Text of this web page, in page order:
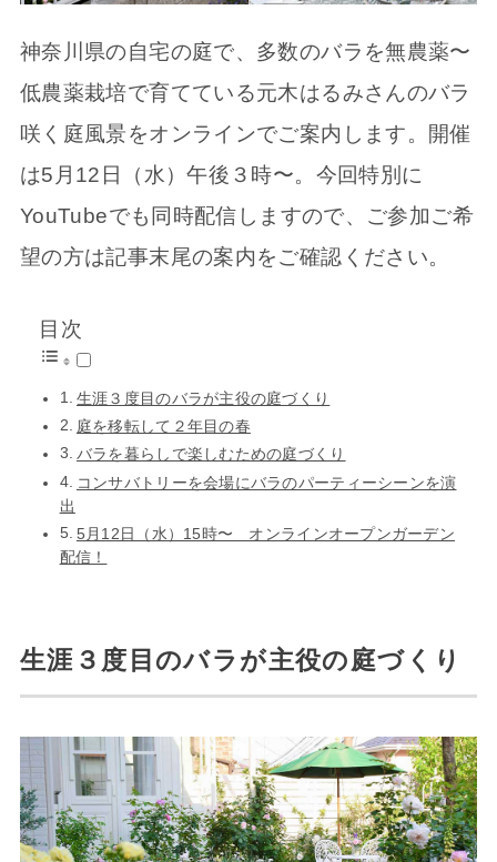
神奈川県の自宅の庭で、多数のバラを無農薬〜
低農薬栽培で育てている元木はるみさんのバラ
咲く庭風景をオンラインでご案内します。開催
は5月12日（水）午後３時〜。今回特別に
YouTubeでも同時配信しますので、ご参加ご希
望の方は記事末尾の案内をご確認ください。
目次
生涯３度目のバラが主役の庭づくり
庭を移転して２年目の春
バラを暮らしで楽しむための庭づくり
コンサバトリーを会場にバラのパーティーシーンを演
出
5月12日（水）15時〜 オンラインオープンガーデン
配信！
生涯３度目のバラが主役の庭づくり